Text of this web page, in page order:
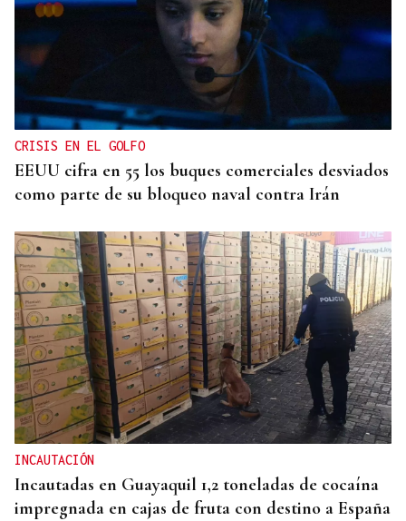
CRISIS EN EL GOLFO
EEUU cifra en 55 los buques comerciales desviados
como parte de su bloqueo naval contra Irán
INCAUTACIÓN
Incautadas en Guayaquil 1,2 toneladas de cocaína
impregnada en cajas de fruta con destino a España